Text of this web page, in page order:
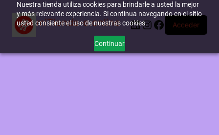
Nuestra tienda utiliza cookies para brindarle a usted la mejor
y más relevante experiencia. Si continua navegando en el sitio
usted consiente el uso de nuestras cookies.
Continuar
miTienda-e.online LinkedIn
Instagram
Facebook
Acceder